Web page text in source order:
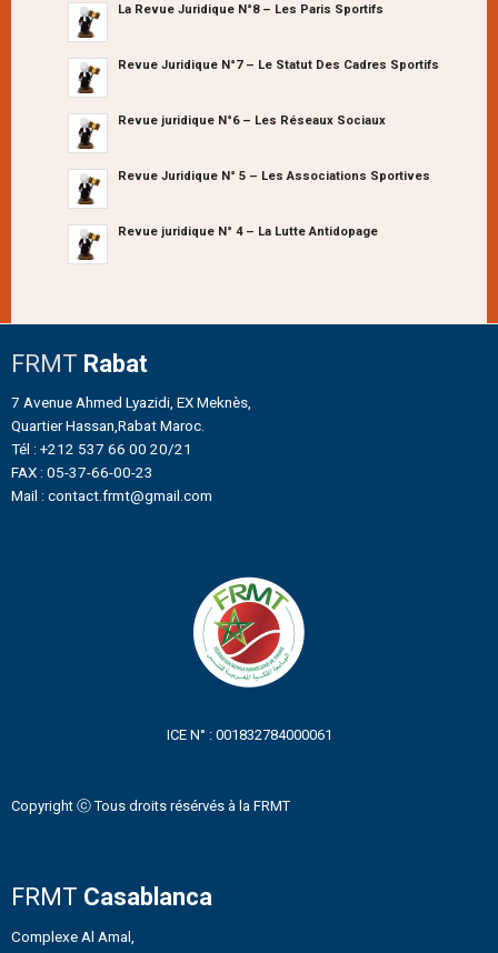
La Revue Juridique N°8 – Les Paris Sportifs
Revue Juridique N°7 – Le Statut Des Cadres Sportifs
Revue juridique N°6 – Les Réseaux Sociaux
Revue Juridique N° 5 – Les Associations Sportives
Revue juridique N° 4 – La Lutte Antidopage
FRMT Rabat
7 Avenue Ahmed Lyazidi, EX Meknès,
Quartier Hassan,Rabat Maroc.
Tél : +212 537 66 00 20/21
FAX : 05-37-66-00-23
Mail : contact.frmt@gmail.com
ICE N° : 001832784000061
Copyright ⓒ Tous droits résérvés à la FRMT
FRMT Casablanca
Complexe Al Amal,